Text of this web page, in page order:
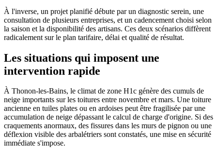
À l'inverse, un projet planifié débute par un diagnostic serein, une
consultation de plusieurs entreprises, et un cadencement choisi selon
la saison et la disponibilité des artisans. Ces deux scénarios diffèrent
radicalement sur le plan tarifaire, délai et qualité de résultat.
Les situations qui imposent une
intervention rapide
À Thonon-les-Bains, le climat de zone H1c génère des cumuls de
neige importants sur les toitures entre novembre et mars. Une toiture
ancienne en tuiles plates ou en ardoises peut être fragilisée par une
accumulation de neige dépassant le calcul de charge d'origine. Si des
craquements anormaux, des fissures dans les murs de pignon ou une
déflexion visible des arbalétriers sont constatés, une mise en sécurité
immédiate s'impose.